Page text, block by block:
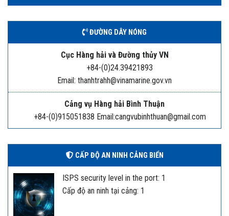
ĐƯỜNG DÂY NÓNG
Cục Hàng hải và Đường thủy VN
+84-(0)24.39421893
Email: thanhtrahh@vinamarine.gov.vn
Cảng vụ Hàng hải Bình Thuận
+84-(0)915051838 Email:cangvubinhthuan@gmail.com
CẤP ĐỘ AN NINH CẢNG BIỂN
ISPS security level in the port: 1
Cấp độ an ninh tại cảng: 1